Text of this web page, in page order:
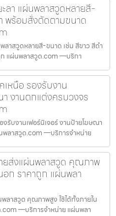
ลา แผ่นพลาสวูดหลายสี-
พร้อมสั่งตัดตามขนาด
าสวูดหลายสี-ขนาด เช่น สีขาว สีดำ
แผ่นพลาสวูด.com —บริกา
หนือ รองรับงาน
า งานตกแต่งครบวงจร
รับงานเฟอร์นิเจอร์ งานป้ายโฆษณา
ลาสวูด.com —บริการจำหน่าย
ยส่งแผ่นพลาสวูด คุณภาพ
อก ราคาถูก แผ่นพลา
ลาสวูด คุณภาพสูง ใช้ได้ทั้งภายใน
—บริการจำหน่าย แผ่นพลา